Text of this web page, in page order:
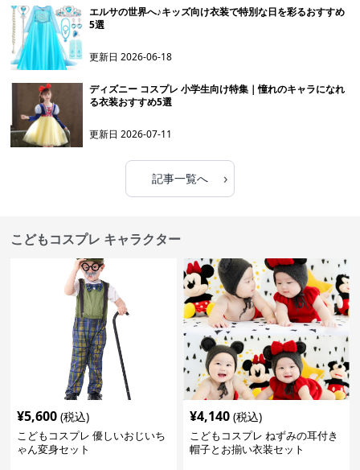
エルサの世界へ♪キッズ向け衣装で特別な日を彩るおすすめ
5選
更新日2026-06-18
ディズニー コスプレ 小学生向け特集｜憧れのキャラになれ
る衣装おすすめ5選
更新日2026-07-11
記事一覧へ ›
こどもコスプレ キャラクター
¥5,600 (税込)
こどもコスプレ 優しいおじいち
ゃん変身セット
¥4,140 (税込)
こどもコスプレ ねずみの耳付き
帽子とお揃い衣装セット